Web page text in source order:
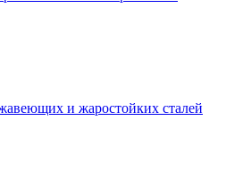
и жаростойких сталей